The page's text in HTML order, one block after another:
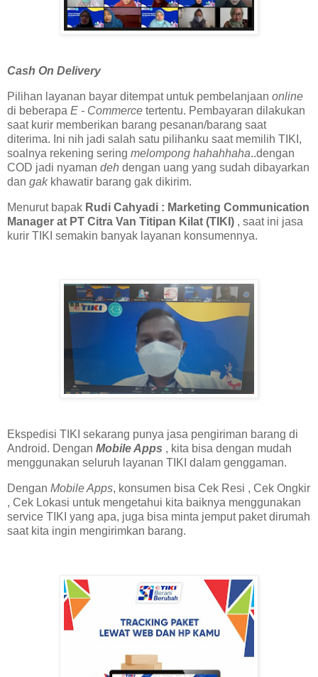
Cash On Delivery
Pilihan layanan bayar ditempat untuk pembelanjaan online
di beberapa E - Commerce tertentu. Pembayaran dilakukan
saat kurir memberikan barang pesanan/barang saat
diterima. Ini nih jadi salah satu pilihanku saat memilih TIKI,
soalnya rekening sering melompong hahahhaha..dengan
COD jadi nyaman deh dengan uang yang sudah dibayarkan
dan gakkhawatir barang gak dikirim.
Menurut bapak Rudi Cahyadi : Marketing Communication
Manager at PT Citra Van Titipan Kilat (TIKI) , saat ini jasa
kurir TIKI semakin banyak layanan konsumennya.
Ekspedisi TIKI sekarang punya jasa pengiriman barang di
Android. Dengan Mobile Apps , kita bisa dengan mudah
menggunakan seluruh layanan TIKI dalam genggaman.
Dengan Mobile Apps, konsumen bisa Cek Resi , Cek Ongkir
, Cek Lokasi untuk mengetahui kita baiknya menggunakan
service TIKI yang apa, juga bisa minta jemput paket dirumah
saat kita ingin mengirimkan barang.